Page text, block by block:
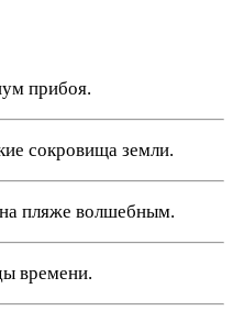
прибоя.
сокровища земли.
пляже волшебным.
времени.